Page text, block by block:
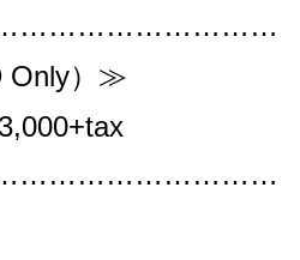
Only）≫